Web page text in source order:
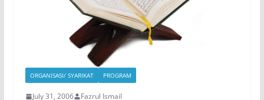
ORGANISASI/ SYARIKAT PROGRAM
July 31, 2006 Fazrul Ismail